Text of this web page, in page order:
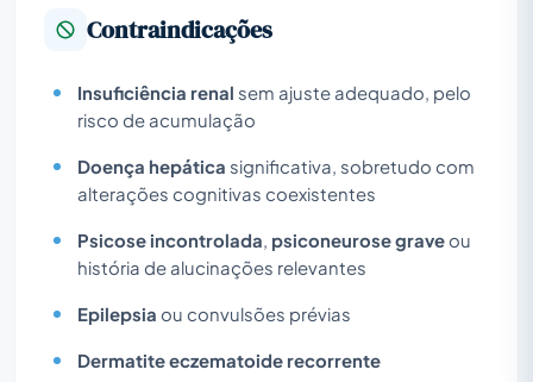
Contraindicações
Insuficiência renal sem ajuste adequado, pelo
risco de acumulação
Doença hepática significativa, sobretudo com
alterações cognitivas coexistentes
Psicose incontrolada psiconeurose graveou
história de alucinações relevantes
Epilepsia ou convulsões prévias
Dermatite eczematoide recorrente